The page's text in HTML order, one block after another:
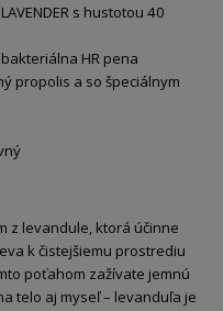
s hustotou 40
HR pena
propolis a so špeciálnym
z levandule, ktorá účinne
k čistejšiemu prostrediu
poťahom zažívate jemnú
telo aj myseľ – levanduľa je